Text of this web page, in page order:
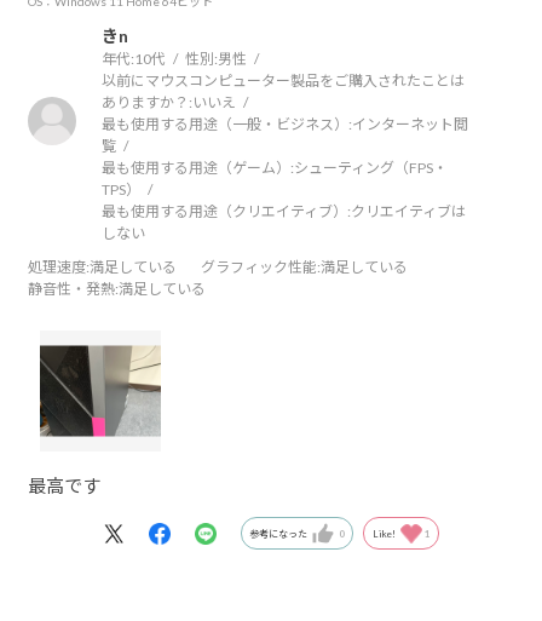
きn
年代: 10代 性別:男性
以前にマウスコンピューター製品をご購入されたことは
ありますか？: いいえ
最も使用する用途（一般・ビジネス）:インターネット閲
覧
最も使用する用途（ゲーム）:シューティング（FPS・
TPS）
最も使用する用途（クリエイティブ）:クリエイティブは
しない
処理速度:満足している グラフィック性能:満足している
静音性・発熱:満足している
最高です
参考になった 0 Like! 1